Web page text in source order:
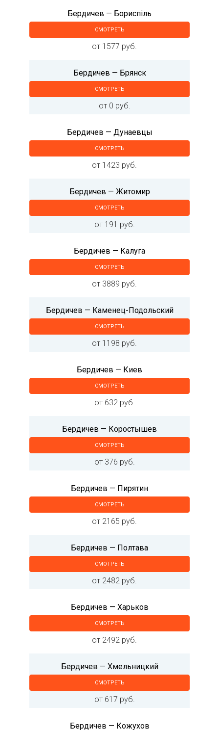
Бердичев — Бориспіль
СМОТРЕТЬ
от 1577 руб.
Бердичев — Брянск
СМОТРЕТЬ
от 0 руб.
Бердичев — Дунаевцы
СМОТРЕТЬ
от 1423 руб.
Бердичев — Житомир
СМОТРЕТЬ
от 191 руб.
Бердичев — Калуга
СМОТРЕТЬ
от 3889 руб.
Бердичев — Каменец-Подольский
СМОТРЕТЬ
от 1198 руб.
Бердичев — Киев
СМОТРЕТЬ
от 632 руб.
Бердичев — Коростышев
СМОТРЕТЬ
от 376 руб.
Бердичев — Пирятин
СМОТРЕТЬ
от 2165 руб.
Бердичев — Полтава
СМОТРЕТЬ
от 2482 руб.
Бердичев — Харьков
СМОТРЕТЬ
от 2492 руб.
Бердичев — Хмельницкий
СМОТРЕТЬ
от 617 руб.
Бердичев — Кожухов